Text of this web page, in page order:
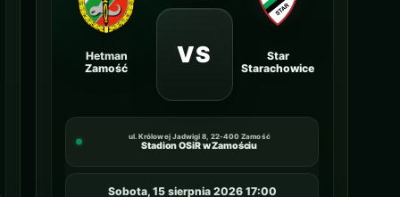
Hetman
Zamość
VS
Star
Starachowice
ul. Królowej Jadwigi 8, 22-400 Zamość
Stadion OSiR w Zamościu
Sobota, 15 sierpnia 2026 17:00